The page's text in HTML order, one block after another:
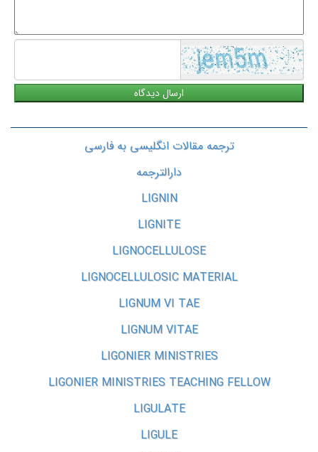
ترجمه مقالات انگلیسی به فارسی
دارالترجمه
LIGNIN
LIGNITE
LIGNOCELLULOSE
LIGNOCELLULOSIC MATERIAL
LIGNUM VI TAE
LIGNUM VITAE
LIGONIER MINISTRIES
LIGONIER MINISTRIES TEACHING FELLOW
LIGULATE
LIGULE